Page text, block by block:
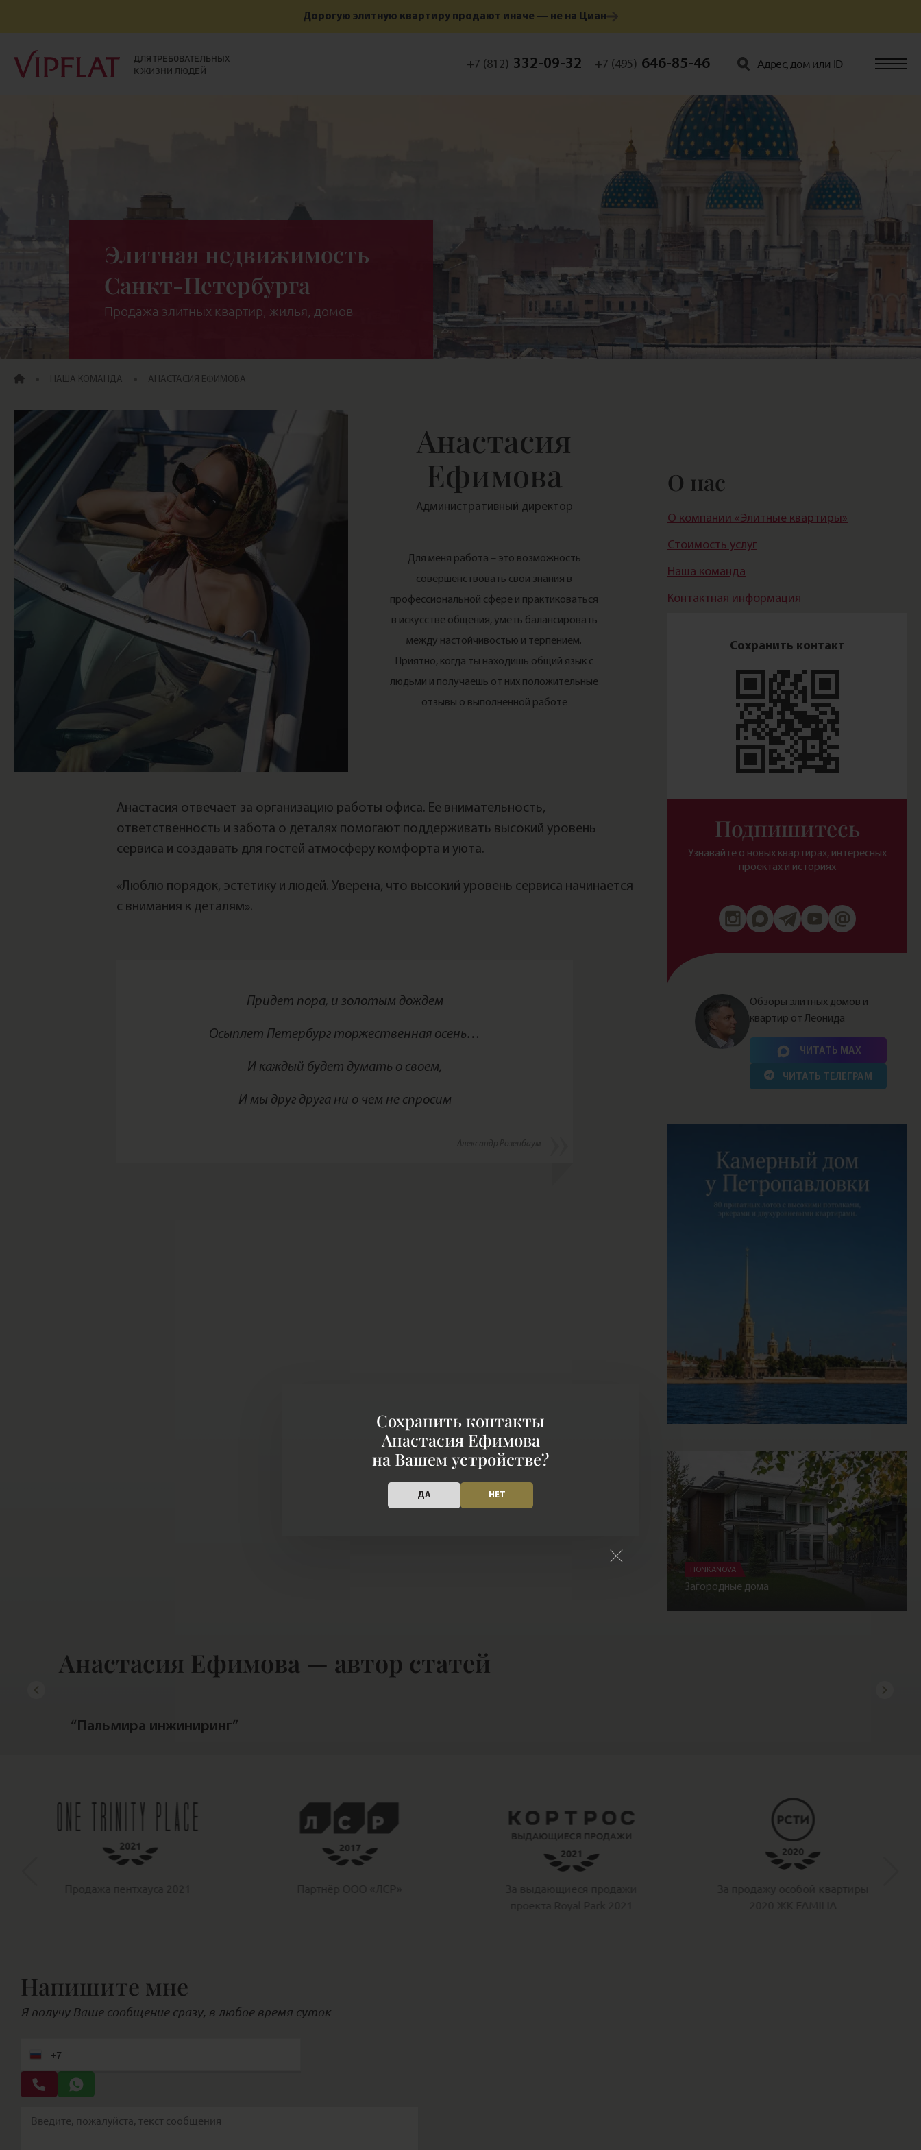
Дорогую элитную квартиру продают иначе — не на Циан
ДЛЯ ТРЕБОВАТЕЛЬНЫХ
К ЖИЗНИ ЛЮДЕЙ
+7 (812) 332-09-32 +7 (495) 646-85-46
Элитная недвижимость
Санкт-Петербурга
Продажа элитных квартир, жилья, домов
ГЛАВНАЯНАША КОМАНДА АНАСТАСИЯ ЕФИМОВА
Анастасия
Ефимова
Административный директор
Для меня работа – это возможность
совершенствовать свои знания в
профессиональной сфере и практиковаться
в искусстве общения, уметь балансировать
между настойчивостью и терпением.
Приятно, когда ты находишь общий язык с
людьми и получаешь от них положительные
отзывы о выполненной работе
Анастасия отвечает за организацию работы офиса. Ее внимательность,
ответственность и забота о деталях помогают поддерживать высокий уровень
сервиса и создавать для гостей атмосферу комфорта и уюта.
«Люблю порядок, эстетику и людей. Уверена, что высокий уровень сервиса начинается
с внимания к деталям».
Придет пора, и золотым дождем
Осыплет Петербург торжественная осень…
И каждый будет думать о своем,
И мы друг друга ни о чем не спросим
Александр Розенбаум
О нас
О компании «Элитные квартиры»
Стоимость услуг
Наша команда
Контактная информация
Сохранить контакт
Подпишитесь
Узнавайте о новых квартирах, интересных
проектах и историях
Нажимая на кнопку, Вы соглашаетесь cполитикой
Обзоры элитных домов и
квартир от Леонида
ЧИТАТЬ MAX
ЧИТАТЬ ТЕЛЕГРАМ
HONKANOVA
Загородные дома
Анастасия Ефимова — автор статей
“Пальмира инжиниринг”
Партнёр ООО «ЛСР»
За выдающиеся продажи
За продажу особой квартиры
2020 ЖК FAMILIA
«Лучшая брокерская
компания на рынке элитной
недвижимости Санкт-
Напишите мне
Я получу Ваше сообщение сразу, в любое время суток
Сохранить контакты
Анастасия Ефимова
на Вашем устройстве?
ДА НЕТ